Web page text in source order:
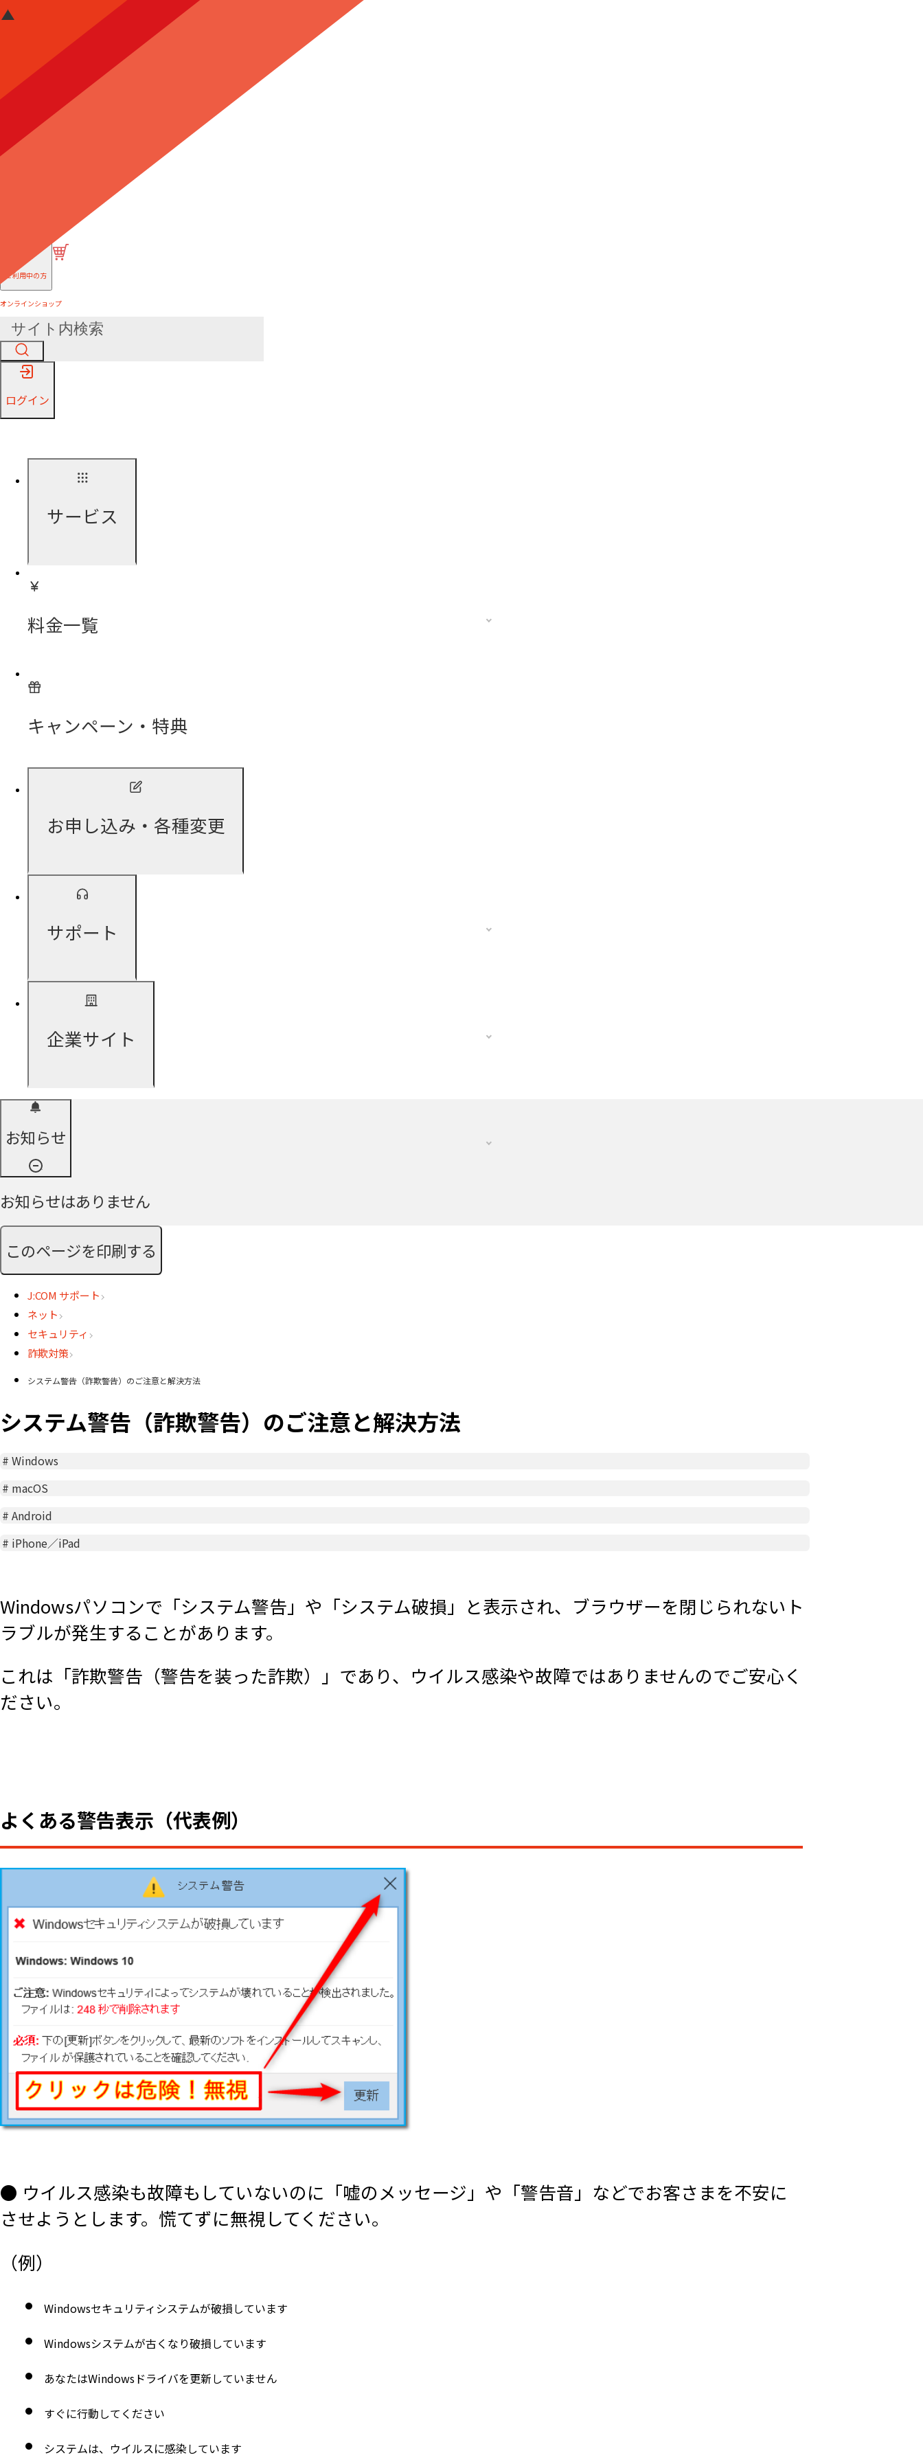
ご利用中の方
オンラインショップ
ログイン
サービス
料金一覧
キャンペーン・特典
お申し込み・各種変更
サポート
企業サイト
お知らせ
お知らせはありません
このページを印刷する
J:COM サポート
ネット
セキュリティ
詐欺対策
システム警告（詐欺警告）のご注意と解決方法
システム警告（詐欺警告）のご注意と解決方法
#Windows
# macOS
#Android
# iPhone／iPad
Windowsパソコンで「システム警告」や「システム破損」と表示され、ブラウザーを閉じられないト
ラブルが発生することがあります。
これは「詐欺警告（警告を装った詐欺）」であり、ウイルス感染や故障ではありませんのでご安心く
ださい。
よくある警告表示（代表例）
● ウイルス感染も故障もしていないのに「嘘のメッセージ」や「警告音」などでお客さまを不安に
させようとします。慌てずに無視してください。
（例）
Windowsセキュリティシステムが破損しています
Windowsシステムが古くなり破損しています
あなたはWindowsドライバを更新していません
すぐに行動してください
システムは、ウイルスに感染しています